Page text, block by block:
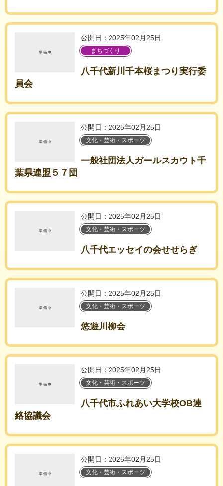
公開日：2025年02月25日
まちづくり
八千代新川千本桜まつり実行委
員会
公開日：2025年02月25日
文化・芸術・スポーツ
一般社団法人ガールスカウト千
葉県連盟５７団
公開日：2025年02月25日
文化・芸術・スポーツ
八千代エッセイの会せせらぎ
公開日：2025年02月25日
文化・芸術・スポーツ
悠遊川柳会
公開日：2025年02月25日
文化・芸術・スポーツ
八千代市ふれあい大学校OB連
絡協議会
公開日：2025年02月25日
文化・芸術・スポーツ